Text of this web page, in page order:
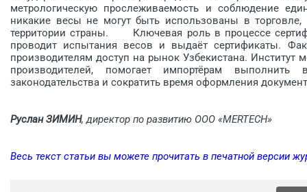
метрологическую прослеживаемость и соблюдение
никакие весы не могут быть использованы в
территории страны. Ключевая роль в процессе
проводит испытания весов и выдаёт сертификаты.
производителям доступ на рынок Узбеки­стана. Институт
производителей, помогает импортёрам выполнить
законодательства и сократить время оформления
Руслан ЗИМИН, директор по развитию ООО «MERTECH»
Весь текст статьи вы можете прочитать в печатной версии